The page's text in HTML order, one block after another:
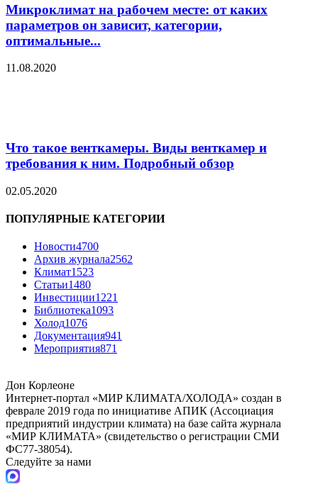
Микроклимат на рабочем месте: от каких
параметров он зависит, категории,
оптимальные...
11.08.2020
Что такое венткамеры. Виды венткамер и
требования к ним. Подробный обзор
02.05.2020
ПОПУЛЯРНЫЕ КАТЕГОРИИ
Новости4700
Архив журнала2562
Климат1523
Статьи1480
Инвестиции1221
Библиотека1093
Холод1076
Документация941
Мероприятия871
Дон Корлеоне
Интернет-портал «МИР КЛИМАТА/ХОЛОДА» создан в
феврале 2019 года по инициативе АПИК (Ассоциация
предприятий индустрии климата) на базе сайта журнала
«МИР КЛИМАТА» (свидетельство о регистрации СМИ
ФС77-38054).
Следуйте за нами